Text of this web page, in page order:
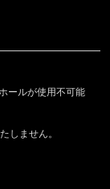
ールが使用不可能
しません。